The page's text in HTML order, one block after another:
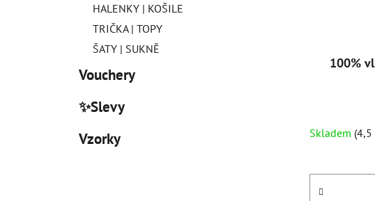
HALENKY | KOŠILE
TRIČKA | TOPY
ŠATY | SUKNĚ
Vouchery
✨Slevy
Vzorky
100%
Skladem (4,5